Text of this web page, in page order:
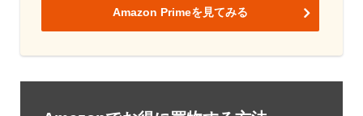
Amazon Primeを見てみる